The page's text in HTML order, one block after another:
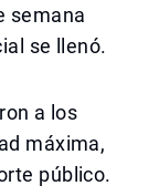
semana
se llenó.
a los
máxima,
público.